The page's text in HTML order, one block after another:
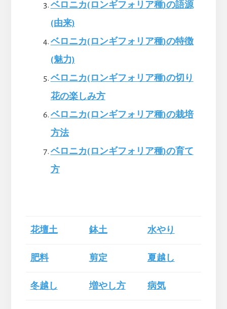
ベロニカ(ロンギフォリア種)の語源
(由来)
ベロニカ(ロンギフォリア種)の特徴
(魅力)
ベロニカ(ロンギフォリア種)の切り
花の楽しみ方
ベロニカ(ロンギフォリア種)の栽培
方法
ベロニカ(ロンギフォリア種)の育て
方
花壇土 鉢土 水やり
肥料 剪定 夏越し
冬越し 増やし方 病気